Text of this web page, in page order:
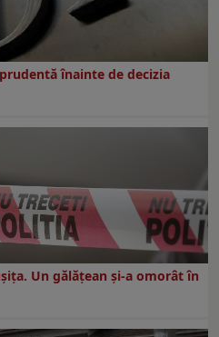
înainte de decizia
Un gălățean și-a omorât în